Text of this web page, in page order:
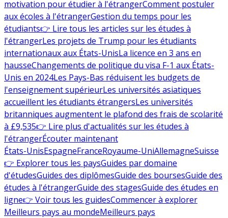
motivation pour étudier à l'étrangerComment postuler
aux écoles à l'étrangerGestion du temps pour les
étudiants👉 Lire tous les articles sur les études à
l'étrangerLes projets de Trump pour les étudiants
internationaux aux États-UnisLa licence en 3 ans en
hausseChangements de politique du visa F-1 aux États-
Unis en 2024Les Pays-Bas réduisent les budgets de
l'enseignement supérieurLes universités asiatiques
accueillent les étudiants étrangersLes universités
britanniques augmentent le plafond des frais de scolarité
à £9,535👉 Lire plus d'actualités sur les études à
l'étrangerÉcouter maintenant
États-UnisEspagneFranceRoyaume-UniAllemagneSuisse
👉 Explorer tous les paysGuides par domaine
d'étudesGuides des diplômesGuide des boursesGuide des
études à l'étrangerGuide des stagesGuide des études en
ligne👉 Voir tous les guidesCommencer à explorer
Meilleurs pays au mondeMeilleurs pays